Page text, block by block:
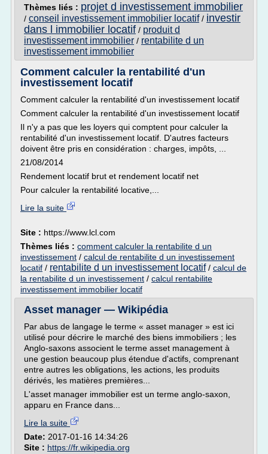
Thèmes liés : projet d investissement immobilier
/ conseil investissement immobilier locatif/ investir
dans l immobilier locatif / produit d
investissement immobilier / rentabilite d un
investissement immobilier
Comment calculer la rentabilité d'un
investissement locatif
Comment calculer la rentabilité d'un investissement locatif
Comment calculer la rentabilité d'un investissement locatif
Il n'y a pas que les loyers qui comptent pour calculer la
rentabilité d'un investissement locatif. D'autres facteurs
doivent être pris en considération : charges, impôts, ...
21/08/2014
Rendement locatif brut et rendement locatif net
Pour calculer la rentabilité locative,...
Lire la suite
Site : https://www.lcl.com
Thèmes liés : comment calculer la rentabilite d un
investissement / calcul de rentabilite d un investissement
locatif / rentabilite d un investissement locatif/ calcul de
la rentabilite d un investissement / calcul rentabilite
investissement immobilier locatif
Asset manager — Wikipédia
Par abus de langage le terme « asset manager » est ici
utilisé pour décrire le marché des biens immobiliers ; les
Anglo-saxons associent le terme asset management à
une gestion beaucoup plus étendue d'actifs, comprenant
entre autres les obligations, les actions, les produits
dérivés, les matières premières...
L'asset manager immobilier est un terme anglo-saxon,
apparu en France dans...
Lire la suite
Date: 2017-01-16 14:34:26
Site : https://fr.wikipedia.org